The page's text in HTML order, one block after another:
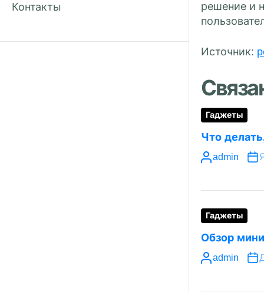
Контакты
решение и
Источник:
Гаджеты
Что
admin
Гаджеты
Обзор
admin